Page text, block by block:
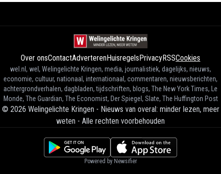
Over onsContactAdverterenHuisregelsPrivacyRSSCookies
wel.nl, wel, Welingelichte Kringen, media, journalistiek, dagelijks, nieuws,
economie, cultuur, nationaal, internationaal, commentaren, nieuwsberichten,
achtergrondverhalen, dagbladen, tijdschriften, blogs, The New York Times, Le
Monde, The Guardian, The Economist, Der Spiegel, Slate, The Huffington Post
© 2026 Welingelichte Kringen - Nieuws van overal: minder lezen, meer
weten - Alle rechten voorbehouden
Powered by Newsifier